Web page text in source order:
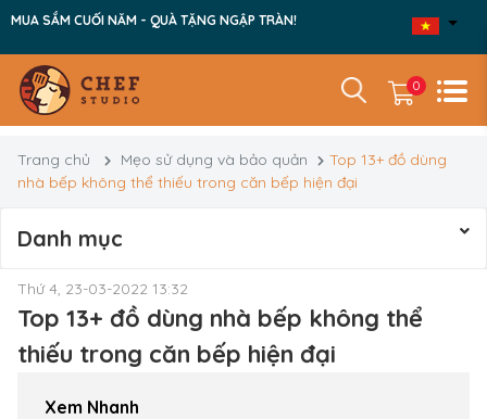
MUA SẮM CUỐI NĂM - QUÀ TẶNG NGẬP TRÀN!
0
Trang chủ Mẹo sử dụng và bảo quản
Top 13+ đồ dùng
nhà bếp không thể thiếu trong căn bếp hiện đại
Danh mục
Thứ 4, 23-03-2022 13:32
Top 13+ đồ dùng nhà bếp không thể
thiếu trong căn bếp hiện đại
Xem Nhanh